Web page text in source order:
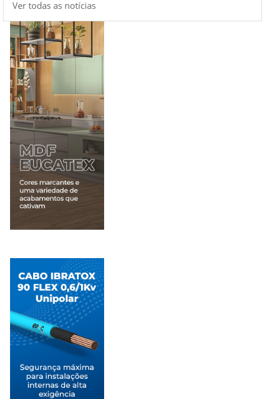
Ver todas as notícias